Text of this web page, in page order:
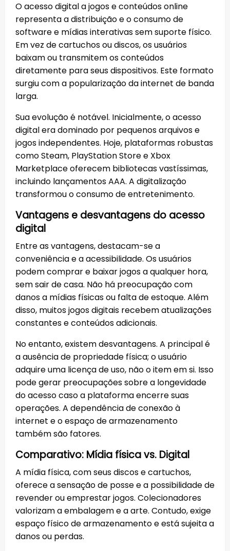
O acesso digital a jogos e conteúdos online
representa a distribuição e o consumo de
software e mídias interativas sem suporte físico.
Em vez de cartuchos ou discos, os usuários
baixam ou transmitem os conteúdos
diretamente para seus dispositivos. Este formato
surgiu com a popularização da internet de banda
larga.
Sua evolução é notável. Inicialmente, o acesso
digital era dominado por pequenos arquivos e
jogos independentes. Hoje, plataformas robustas
como Steam, PlayStation Store e Xbox
Marketplace oferecem bibliotecas vastíssimas,
incluindo lançamentos AAA. A digitalização
transformou o consumo de entretenimento.
Vantagens e desvantagens do acesso
digital
Entre as vantagens, destacam-se a
conveniência e a acessibilidade. Os usuários
podem comprar e baixar jogos a qualquer hora,
sem sair de casa. Não há preocupação com
danos a mídias físicas ou falta de estoque. Além
disso, muitos jogos digitais recebem atualizações
constantes e conteúdos adicionais.
No entanto, existem desvantagens. A principal é
a ausência de propriedade física; o usuário
adquire uma licença de uso, não o item em si. Isso
pode gerar preocupações sobre a longevidade
do acesso caso a plataforma encerre suas
operações. A dependência de conexão à
internet e o espaço de armazenamento
também são fatores.
Comparativo: Mídia física vs. Digital
A mídia física, com seus discos e cartuchos,
oferece a sensação de posse e a possibilidade de
revender ou emprestar jogos. Colecionadores
valorizam a embalagem e a arte. Contudo, exige
espaço físico de armazenamento e está sujeita a
danos ou perdas.